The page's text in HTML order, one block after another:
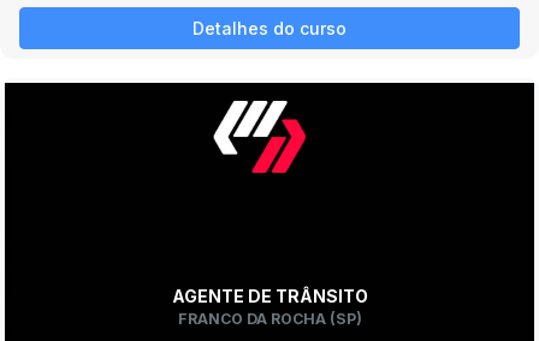
Detalhes do curso
AGENTE DE TRÂNSITO
FRANCO DA ROCHA (SP)